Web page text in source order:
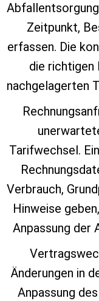
Zeitpunkt,
erfassen. Die
die richtigen
nachgelagerten
Tarifwechsel.
Verbrauch,
Hinweise
Anpassung der
Änderungen in
Anpassung